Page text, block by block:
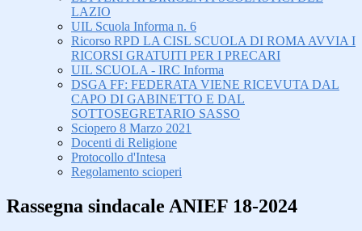
LAZIO
UIL Scuola Informa n. 6
Ricorso RPD LA CISL SCUOLA DI ROMA AVVIA I
RICORSI GRATUITI PER I PRECARI
UIL SCUOLA - IRC Informa
DSGA FF: FEDERATA VIENE RICEVUTA DAL
CAPO DI GABINETTO E DAL
SOTTOSEGRETARIO SASSO
Sciopero 8 Marzo 2021
Docenti di Religione
Protocollo d'Intesa
Regolamento scioperi
Rassegna sindacale ANIEF 18-2024